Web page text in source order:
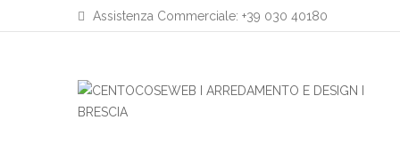
Assistenza Commerciale: +39 030 40180